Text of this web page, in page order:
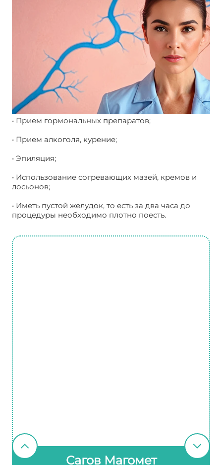
• Прием гормональных препаратов;
• Прием алкоголя, курение;
• Эпиляция;
• Использование согревающих мазей, кремов и
лосьонов;
• Иметь пустой желудок, то есть за два часа до
процедуры необходимо плотно поесть.
Сагов Магомет